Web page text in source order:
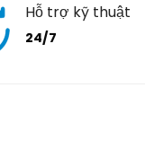
Hỗ trợ kỹ thuật
24/7